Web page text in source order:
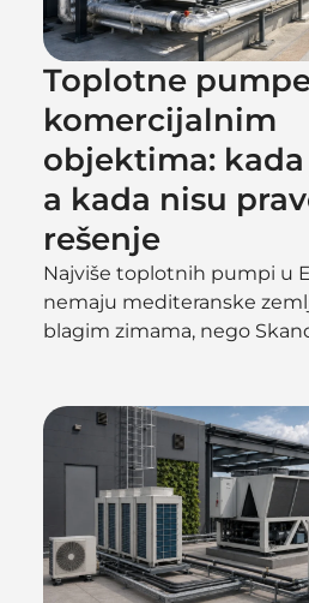
Toplotne
komercijalnim
objektima: kada
a kada nisu
rešenje
Najviše toplotnih pumpi u
nemaju mediteranske
blagim zimama, nego